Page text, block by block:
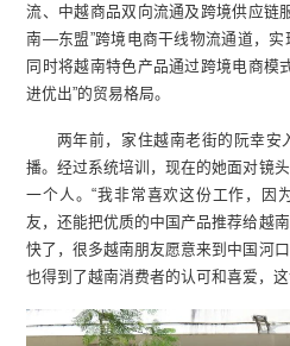
流、中越商品双向流通及跨境供应链
南—东盟”跨境电商干线物流通道，实
同时将越南特色产品通过跨境电商模
进优出”的贸易格局。
两年前，家住越南老街的阮幸安
播。经过系统培训，现在的她面对镜
一个人。“我非常喜欢这份工作，因
友，还能把优质的中国产品推荐给越
快了，很多越南朋友愿意来到中国河
也得到了越南消费者的认可和喜爱，